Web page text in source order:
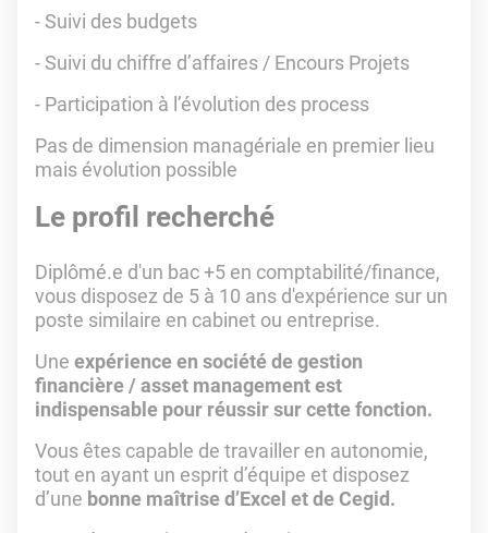
- Suivi des budgets
- Suivi du chiffre d’affaires / Encours Projets
- Participation à l’évolution des process
Pas de dimension managériale en premier lieu
mais évolution possible
Le profil recherché
Diplômé.e d'un bac +5 en comptabilité/finance,
vous disposez de 5 à 10 ans d'expérience sur un
poste similaire en cabinet ou entreprise.
Une expérience en société de gestion
financière / asset management est
indispensable pour réussir sur cette fonction.
Vous êtes capable de travailler en autonomie,
tout en ayant un esprit d’équipe et disposez
d’une bonne maîtrise d’Excel et de Cegid.